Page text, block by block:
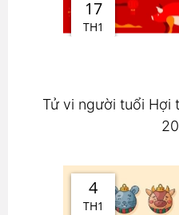
17
TH1
Tử vi người tuổi Hợi
4
TH1